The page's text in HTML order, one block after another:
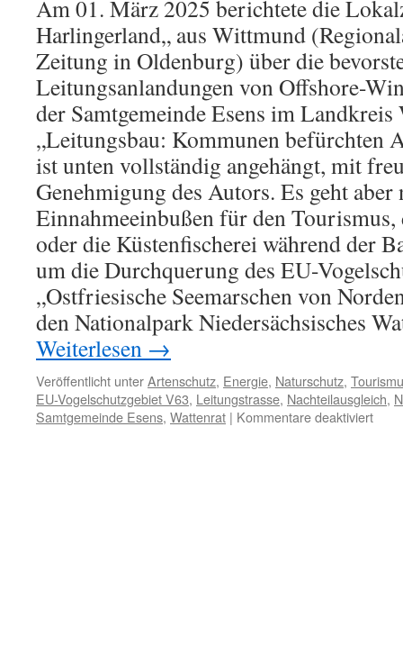
Am 01. März 2025 berichtete die
Harlingerland„ aus Wittmund
Zeitung in Oldenburg) über die
Leitungsanlandungen von Offshore-
der Samtgemeinde Esens im
„Leitungsbau: Kommunen befürchten
ist unten vollständig angehängt, mit
Genehmigung des Autors. Es geht
Einnahmeeinbußen für den
oder die Küstenfischerei während der
um die Durchquerung des EU-
„Ostfriesische Seemarschen von
den Nationalpark Niedersächsisches
Weiterlesen →
Veröffentlicht unterArtenschutz, Energie, Naturschutz,
EU-Vogelschutzgebiet V63, Leitungstrasse, Nachteilausgleich,
Samtgemeinde Esens, Wattenrat | Kommentare deaktiviertfür